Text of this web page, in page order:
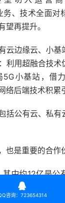
务、技术全面对
望再提升。
云边缘云、小基
利用超融合技术
小基站，借
络后端技术积累
括公有云、私有
也是重要的合作
中约12亿是公

咨询：723654314